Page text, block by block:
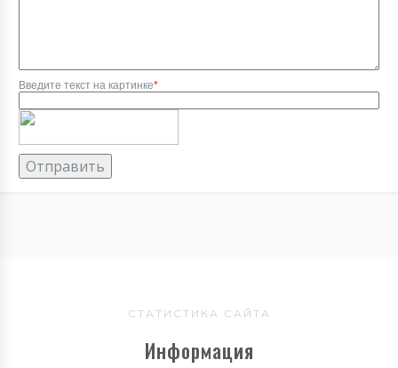
Введите текст на картинке*
СТАТИСТИКА САЙТА
Информация